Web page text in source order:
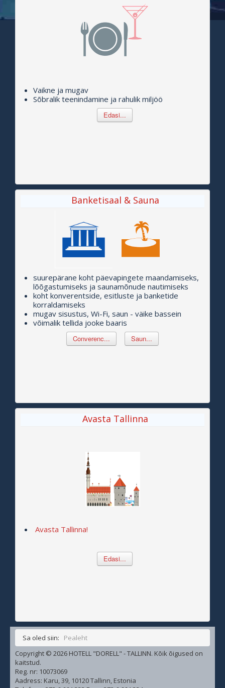
Vaikne ja mugav
Sõbralik teenindamine ja rahulik miljöö
Edasi...
Banketisaal & Sauna
suurepärane koht päevapingete maandamiseks,
lõõgastumiseks ja saunamõnude nautimiseks
koht konverentside, esitluste ja banketide
korraldamiseks
mugav sisustus, Wi-Fi, saun - väike bassein
võimalik tellida jooke baaris
Converenc... Saun...
Avasta Tallinna
Avasta Tallinna!
Edasi...
Sa oled siin:
Pealeht
Copyright © 2026 HOTELL "DORELL" - TALLINN. Kõik õigused on
kaitstud.
Reg. nr: 10073069
Aadress: Karu, 39, 10120 Tallinn, Estonia